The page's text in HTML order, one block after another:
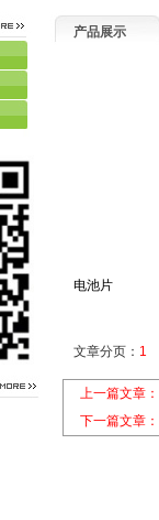
产品展示
电池片
文章分页： 1
上一篇文章：
下一篇文章：